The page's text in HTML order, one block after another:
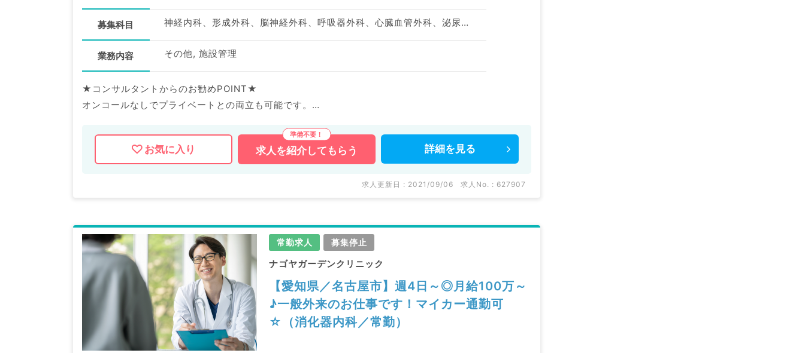
募集科目 神経内科、形成外科、脳神経外科、呼吸器外科、心臓血管外科、泌尿器科、一般内科、循環器内科、呼吸器内科、消化器内科、内分泌・代謝内科、腎臓内科、老年内科、血液内科、外科系全般、一般外科、消化器外科、乳腺外科、膠原病科
業務内容 その他, 施設管理
★コンサルタントからのお勧めPOINT★
オンコールなしでプライベートとの両立も可能です。
マイナビDOCTORでは病院やクリニックなどの医療機関求人はもちろんのこと、
お気に入り 求人を紹介してもらう 詳細を 見る
求人更新日 : 2021/09/06 求人No. : 627907
常勤求人 募集停止
ナゴヤガーデンクリニック
【愛知県／名古屋市】週4日～◎月給100万～
♪一般外来のお仕事です！マイカー通勤可
☆（消化器内科／常勤）